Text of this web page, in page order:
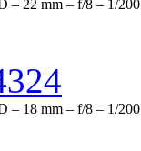
– 22 mm – f/8 – 1/200
– 18 mm – f/8 – 1/200